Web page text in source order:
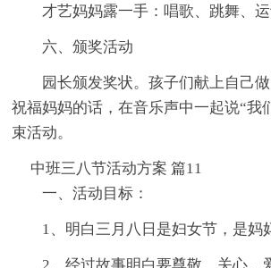
才艺妈妈露一手：唱歌、跳舞、
六、颁奖活动
园长颁发奖状。孩子们献上自己
祝福妈妈的话，在音乐声中一起说“我
束活动。
中班三八节活动方案 篇11
一、活动目标：
1、明白三月八日是妇女节，是妈